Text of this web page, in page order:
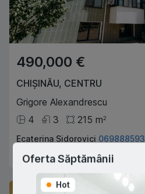
490,000 €
CHIȘINĂU, CENTRU
Grigore Alexandrescu
4
3 215 m2
Ecaterina Sidorovici 069888593
Agent imobiliar
Oferta Săptămânii
Hot